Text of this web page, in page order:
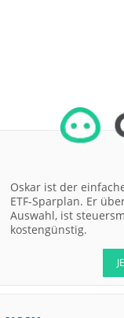
Oskar ist der
ETF-Sparplan. Er
Auswahl, ist
kostengünstig.